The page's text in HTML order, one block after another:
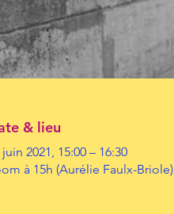
& lieu
juin 2021, 15:00 – 16:30
à 15h (Aurélie Faulx-Briole)